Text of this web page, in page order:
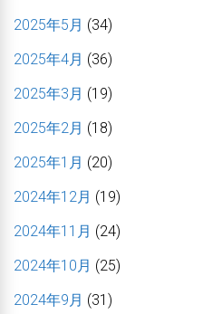
2025年5月 (34)
2025年4月 (36)
2025年3月 (19)
2025年2月 (18)
2025年1月 (20)
2024年12月 (19)
2024年11月 (24)
2024年10月 (25)
2024年9月 (31)